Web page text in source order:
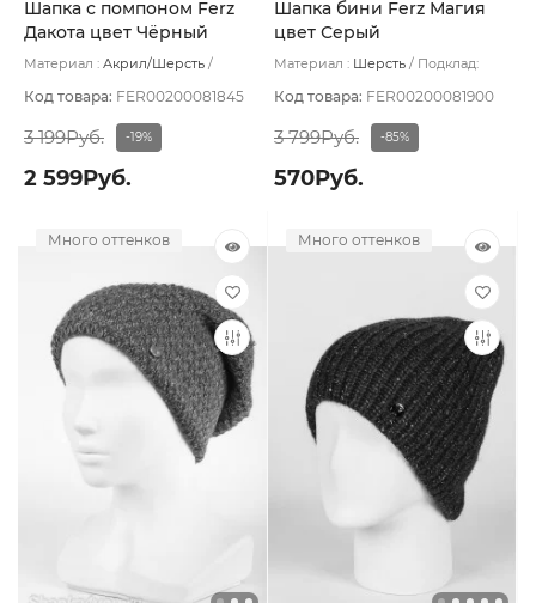
Шапка с помпоном Ferz
Дакота цвет Чёрный
Материал : Акрил/Шерсть
Код товара: FER00200081845
3 199Руб. -19%
2 599Руб.
Шапка бини Ferz Магия
цвет Серый
Материал : Шерсть
Подклад:
Код товара: FER00200081900
3 799Руб. -85%
570Руб.
Много оттенков Много оттенков